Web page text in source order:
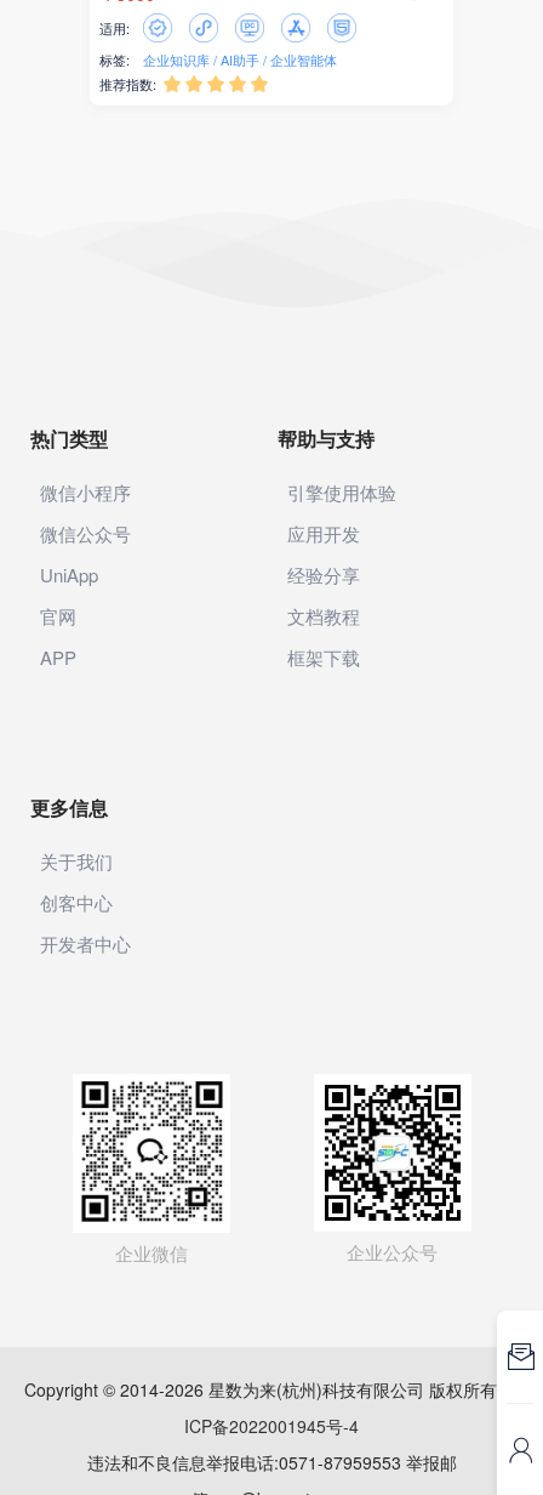
适用:
标签:
企业知识库 AI助手 企业智能体
推荐指数:     
热门类型
微信小程序
微信公众号
UniApp
官网
APP
帮助与支持
引擎使用体验
应用开发
经验分享
文档教程
框架下载
更多信息
关于我们
创客中心
开发者中心
企业微信 企业公众号
Copyright © 2014-2026 星数为来(杭州)科技有限公司 版权所有
ICP备2022001945号-4
违法和不良信息举报电话:0571-87959553 举报邮

